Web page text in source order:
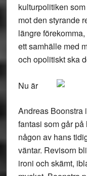
kulturpolitiken
mot den styrande
längre
ett samhälle med
och opolitiskt ska
Nu är
Andreas Boonstra
fantasi som går
någon av hans
väntar. Revisorn
ironi och skämt,